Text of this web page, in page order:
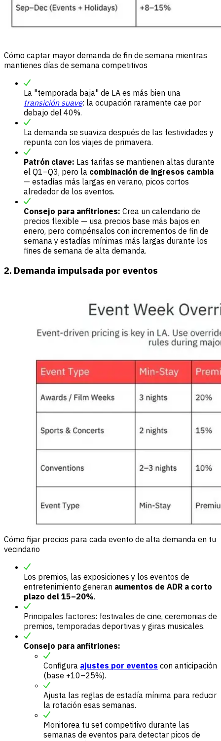
Cómo captar mayor demanda de fin de semana mientras
mantienes días de semana competitivos
La "temporada baja" de LA es más bien una
transición suave: la ocupación raramente cae por
debajo del 40%.
La demanda se suaviza después de las festividades y
repunta con los viajes de primavera.
Patrón clave: Las tarifas se mantienen altas durante
el Q1–Q3, pero la combinación de ingresos cambia
— estadías más largas en verano, picos cortos
alrededor de los eventos.
Consejo para anfitriones: Crea un calendario de
precios flexible — usa precios base más bajos en
enero, pero compénsalos con incrementos de fin de
semana y estadías mínimas más largas durante los
fines de semana de alta demanda.
2. Demanda impulsada por eventos
Cómo fijar precios para cada evento de alta demanda en tu
vecindario
Los premios, las exposiciones y los eventos de
entretenimiento generan aumentos de ADR a corto
plazo del 15–20%.
Principales factores: festivales de cine, ceremonias de
premios, temporadas deportivas y giras musicales.
Consejo para anfitriones:
Configura ajustes por eventos con anticipación
(base +10–25%).
Ajusta las reglas de estadía mínima para reducir
la rotación esas semanas.
Monitorea tu set competitivo durante las
semanas de eventos para detectar picos de